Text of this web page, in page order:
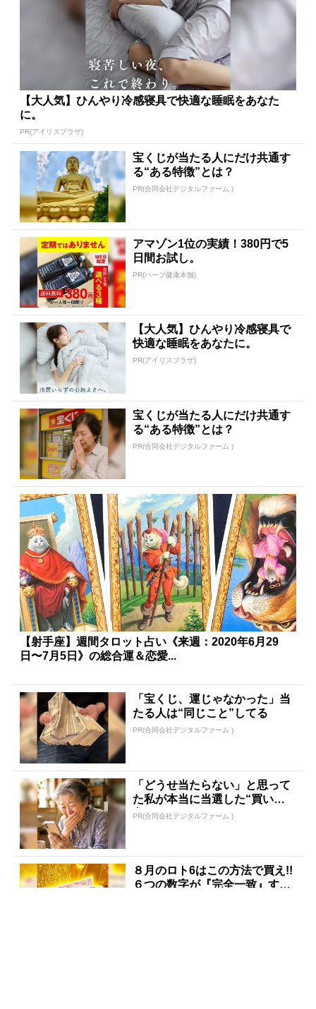
【大人気】ひんやり冷感寝具で快適な睡眠をあなた
に。
PR(アイリスプラザ)
宝くじが当たる人にだけ共通す
る“ある特徴”とは？
PR(合同会社デジタルファーム )
アマゾン1位の実績！380円で5
日間お試し。
PR(ハーブ健康本舗)
【大人気】ひんやり冷感寝具で
快適な睡眠をあなたに。
PR(アイリスプラザ)
宝くじが当たる人にだけ共通す
る“ある特徴”とは？
PR(合同会社デジタルファーム )
【射手座】週間タロット占い《来週：2020年6月29
日〜7月5日》の総合運＆恋愛...
「宝くじ、運じゃなかった」当
たる人は“同じこと”してる
PR(合同会社デジタルファーム )
「どうせ当たらない」と思って
た私が本当に当選した“買い
方”がこれ
PR(合同会社デジタルファーム )
８月のロト6はこの方法で買え!!
６つの数字が『完全一致』する